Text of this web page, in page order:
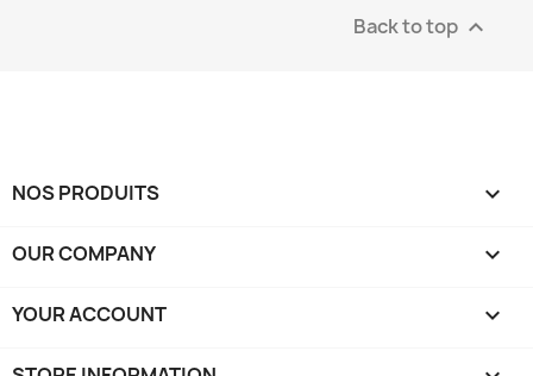
Back to top 
NOS PRODUITS 
OUR COMPANY 
YOUR ACCOUNT 